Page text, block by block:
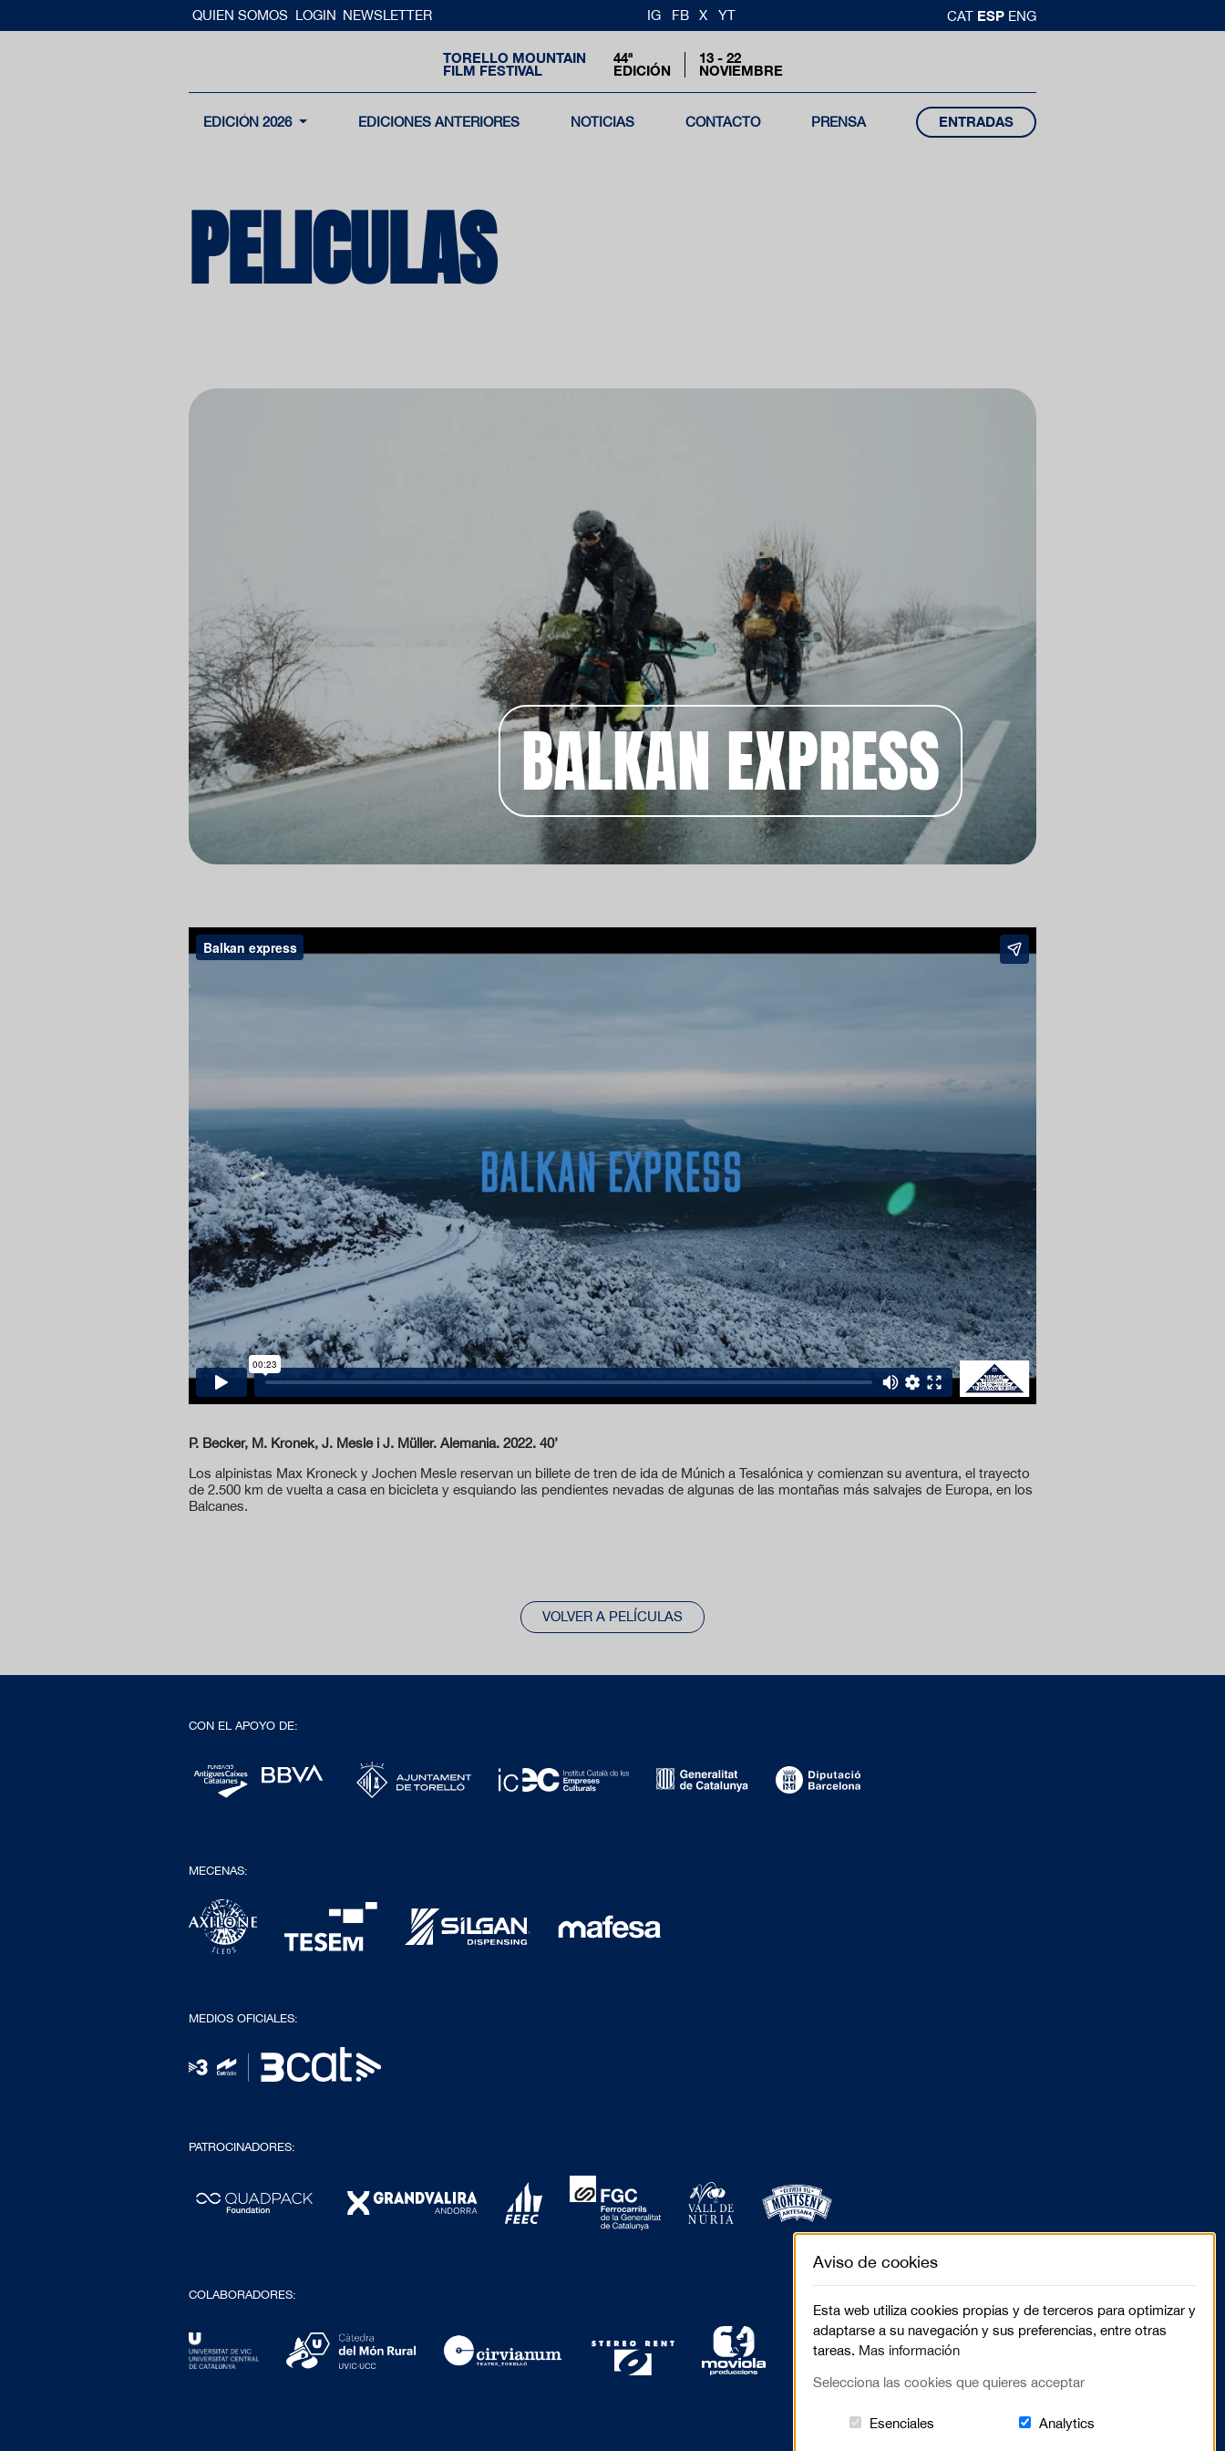
QUIEN SOMOS LOGIN NEWSLETTER IG FB X YT CAT ESP ENG
TORELLO MOUNTAIN
FILM FESTIVAL
44ª
EDICIÓN
13 - 22
NOVIEMBRE
EDICIÓN 2026 EDICIONES ANTERIORES NOTICIAS CONTACTO PRENSA ENTRADAS
PELICULAS
BALKAN EXPRESS
P. Becker, M. Kronek, J. Mesle i J. Müller. Alemania. 2022. 40’
Los alpinistas Max Kroneck y Jochen Mesle reservan un billete de tren de ida de Múnich a Tesalónica y comienzan su aventura, el trayecto
de 2.500 km de vuelta a casa en bicicleta y esquiando las pendientes nevadas de algunas de las montañas más salvajes de Europa, en los
Balcanes.
VOLVER A PELÍCULAS
CON EL APOYO DE:
MECENAS:
MEDIOS OFICIALES:
PATROCINADORES:
COLABORADORES:
Aviso de cookies
Esta web utiliza cookies propias y de terceros para optimizar y
adaptarse a su navegación y sus preferencias, entre otras
tareas. Mas información
Selecciona las cookies que quieres acceptar
Esenciales Estas cookies són essenciales para el lugar
Analytics